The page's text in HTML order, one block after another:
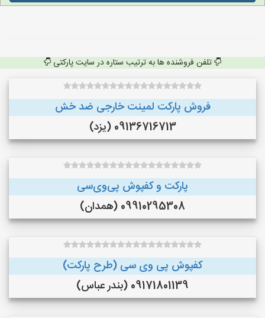
تلفن فروشنده ها به ترتیب ستاره در سایت پارکتی
فروش پارکت لمینت خارجی ضد خش
09136716713 (یزد)
پارکت و کفپوش پی‌وی‌سی
09910295308 (همدان)
کفپوش پی وی سی (طرح پارکت)
09171801139 (بندر عباس)